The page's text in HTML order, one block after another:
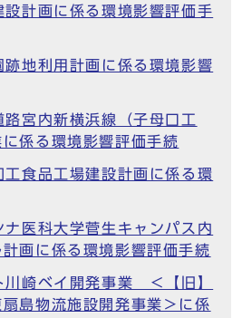
計画に係る環境影響評価手
地利用計画に係る環境影響
宮内新横浜線（子母口工
係る環境影響評価手続
食品工場建設計画に係る環
医科大学菅生キャンパス内
画に係る環境影響評価手続
崎ベイ開発事業 ＜【旧】
扇島物流施設開発事業＞に係